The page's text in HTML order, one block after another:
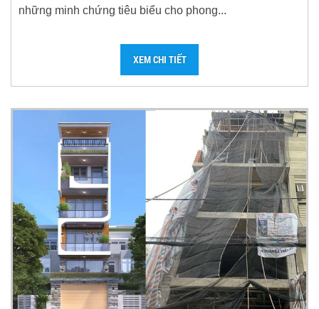
những minh chứng tiêu biểu cho phong...
XEM CHI TIẾT